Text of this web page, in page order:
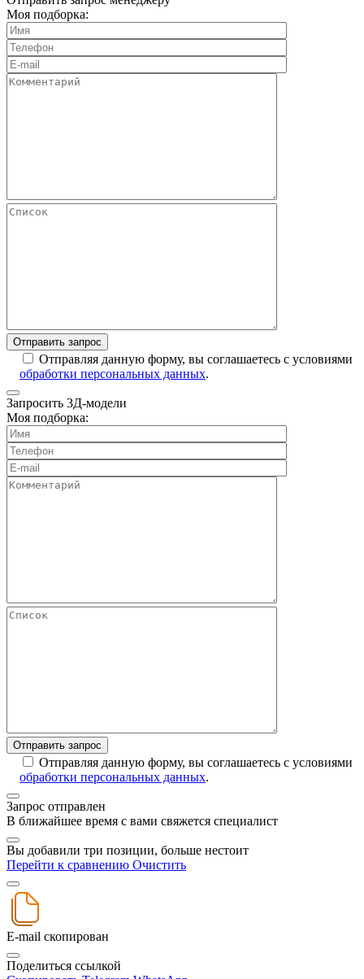
Моя подборка:
Отправляя данную форму, вы соглашаетесь с условиями
обработки персональных данных.
Запросить 3Д-модели
Моя подборка:
Отправляя данную форму, вы соглашаетесь с условиями
обработки персональных данных.
Запрос отправлен
В ближайшее время с вами свяжется специалист
Вы добавили три позиции, больше нестоит
Перейти к сравнению Очистить
E-mail скопирован
Поделиться ссылкой